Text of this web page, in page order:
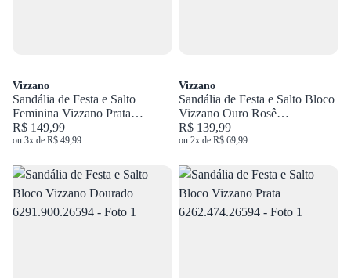
Vizzano
Sandália de Festa e Salto
Feminina Vizzano Prata
6249.452.26594
R$ 149,99
ou 3x de R$ 49,99
Vizzano
Sandália de Festa e Salto Bloco
Vizzano Ouro Rosê
6291.900.26594
R$ 139,99
ou 2x de R$ 69,99